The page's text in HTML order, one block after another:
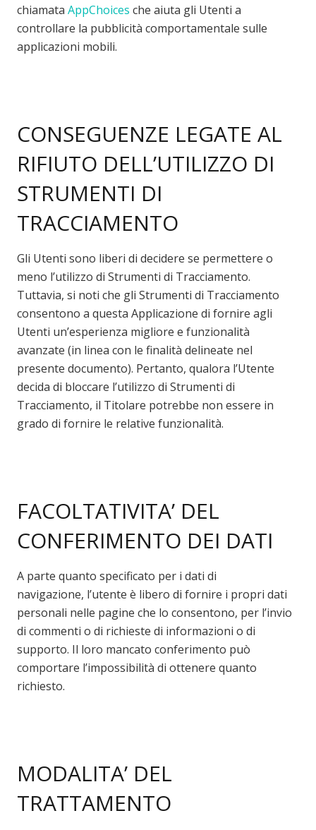
chiamata AppChoices che aiuta gli Utenti a
controllare la pubblicità comportamentale sulle
applicazioni mobili.
CONSEGUENZE LEGATE AL
RIFIUTO DELL’UTILIZZO DI
STRUMENTI DI
TRACCIAMENTO
Gli Utenti sono liberi di decidere se permettere o
meno l’utilizzo di Strumenti di Tracciamento.
Tuttavia, si noti che gli Strumenti di Tracciamento
consentono a questa Applicazione di fornire agli
Utenti un’esperienza migliore e funzionalità
avanzate (in linea con le finalità delineate nel
presente documento). Pertanto, qualora l’Utente
decida di bloccare l’utilizzo di Strumenti di
Tracciamento, il Titolare potrebbe non essere in
grado di fornire le relative funzionalità.
FACOLTATIVITA’ DEL
CONFERIMENTO DEI DATI
A parte quanto specificato per i dati di
navigazione, l’utente è libero di fornire i propri dati
personali nelle pagine che lo consentono, per l’invio
di commenti o di richieste di informazioni o di
supporto. Il loro mancato conferimento può
comportare l’impossibilità di ottenere quanto
richiesto.
MODALITA’ DEL
TRATTAMENTO